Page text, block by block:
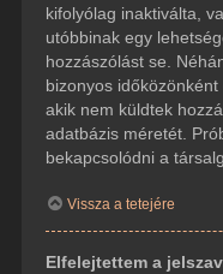
kifolyólag inaktiválta,
utóbbinak egy
hozzászólást se.
bizonyos
akik nem küldtek
adatbázis méretét.
bekapcsolódni a
Vissza a tetejére
Elfelejtettem a